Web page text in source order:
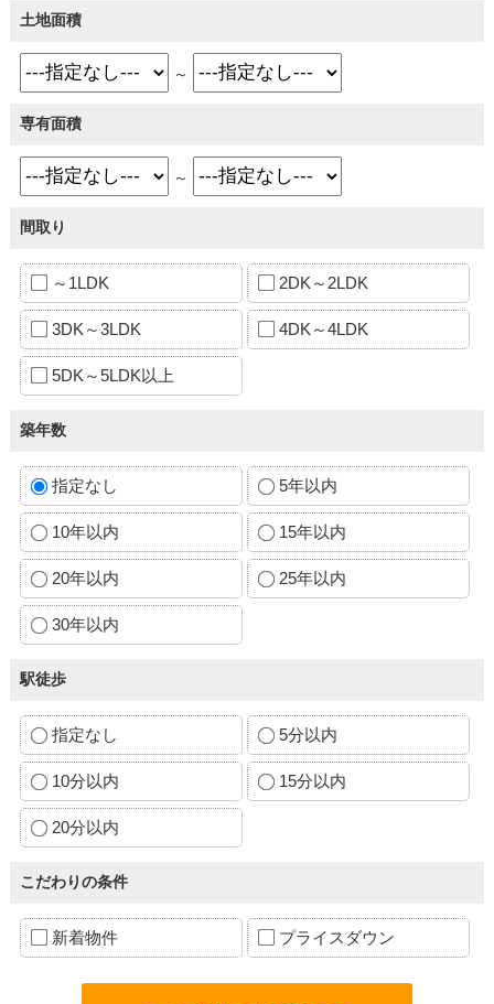
土地面積
～
専有面積
～
間取り
～1LDK 2DK～2LDK
3DK～3LDK 4DK～4LDK
5DK～5LDK以上
築年数
指定なし 5年以内
10年以内 15年以内
20年以内 25年以内
30年以内
駅徒歩
指定なし 5分以内
10分以内 15分以内
20分以内
こだわりの条件
新着物件 プライスダウン